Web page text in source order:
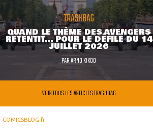
TRASHBAG
QUAND LE THÈME DES AVENGERS
RETENTIT... POUR LE DÉFILÉ DU 14
JUILLET 2026
PARARNO KIKOO
VOIR TOUS LES ARTICLES TRASHBAG
COMICSBLOG.fr